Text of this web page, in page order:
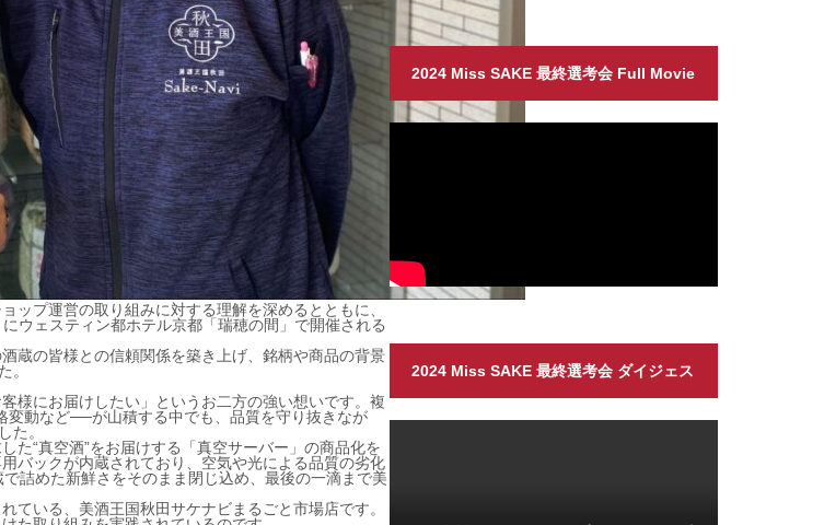
ップ運営の取り組みに対する理解を深めるとともに、
ウェスティン都ホテル京都「瑞穂の間」で開催される
蔵の皆様との信頼関係を築き上げ、銘柄や商品の背景
。
様にお届けしたい」というお二方の強い想いです。複
動など──が山積する中でも、品質を守り抜きなが
た。
た“真空酒”をお届けする「真空サーバー」の商品化を
バックが内蔵されており、空気や光による品質の劣化
詰めた新鮮さをそのまま閉じ込め、最後の一滴まで美
ている、美酒王国秋田サケナビまるごと市場店です。
2024 Miss SAKE 最終選考会 Full Movie
2024 Miss SAKE 最終選考会 ダイジェス
ト